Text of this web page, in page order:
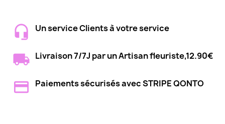
Un service Clients à votre service
Livraison 7/7J par un Artisan fleuriste,12.90€
Paiements sécurisés avec STRIPE QONTO